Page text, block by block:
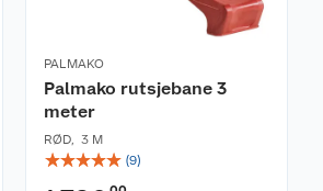
PALMAKO
Palmako rutsjebane 3
meter
RØD, 3 M
☆☆☆☆☆ (9)